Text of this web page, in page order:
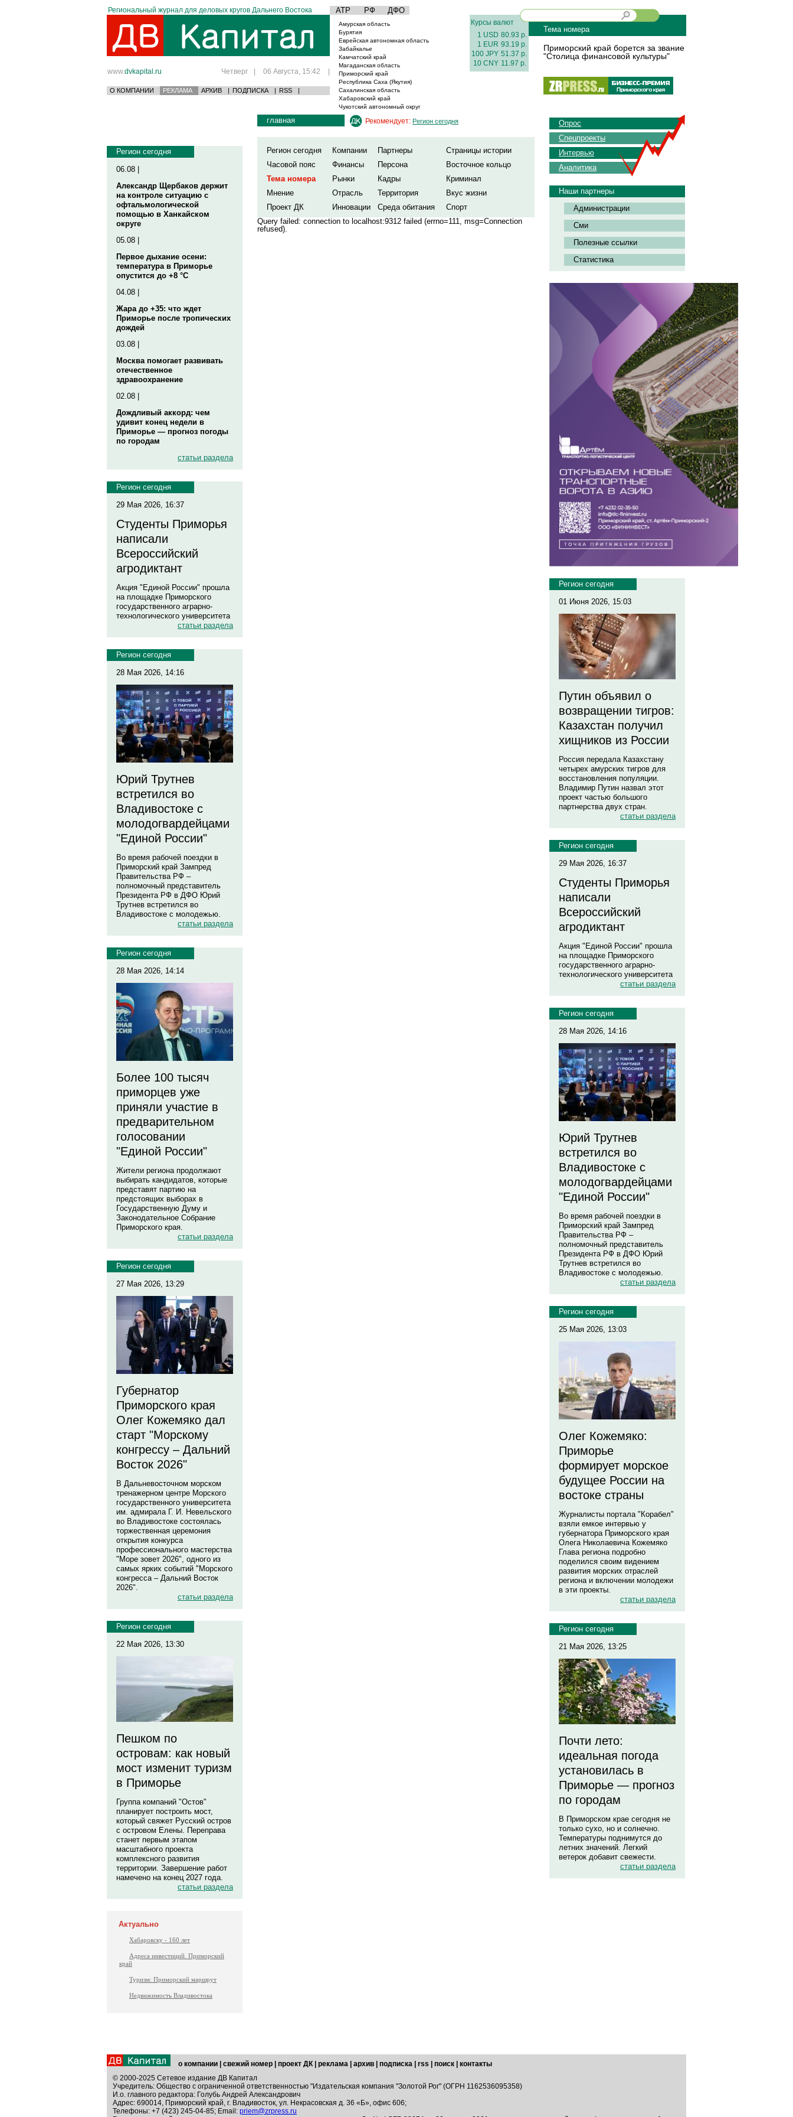
Региональный журнал для деловых кругов Дальнего Востока АТР РФ ДФО
www.dvkapital.ru Четверг | 06 Августа, 15:42 |
О КОМПАНИИ РЕКЛАМА АРХИВ | ПОДПИСКА | RSS |
Амурская область
Бурятия
Еврейская автономная область
Забайкалье
Камчатский край
Магаданская область
Приморский край
Республика Саха (Якутия)
Сахалинская область
Хабаровский край
Чукотский автономный округ
Курсы валют
1 USD 80.93 р.
1 EUR 93.19 р.
100 JPY 51.37 р.
10 CNY 11.97 р.
Тема номера
Приморский край борется за звание
"Столица финансовой культуры"
Регион сегодня
06.08 |
Александр Щербаков держит
на контроле ситуацию с
офтальмологической
помощью в Ханкайском
округе
05.08 |
Первое дыхание осени:
температура в Приморье
опустится до +8 °C
04.08 |
Жара до +35: что ждет
Приморье после тропических
дождей
03.08 |
Москва помогает развивать
отечественное
здравоохранение
02.08 |
Дождливый аккорд: чем
удивит конец недели в
Приморье — прогноз погоды
по городам
статьи раздела
Регион сегодня
29 Мая 2026, 16:37
Студенты Приморья
написали
Всероссийский
агродиктант
Акция "Единой России" прошла
на площадке Приморского
государственного аграрно-
технологического университета
статьи раздела
Регион сегодня
28 Мая 2026, 14:16
Юрий Трутнев
встретился во
Владивостоке с
молодогвардейцами
"Единой России"
Во время рабочей поездки в
Приморский край Зампред
Правительства РФ –
полномочный представитель
Президента РФ в ДФО Юрий
Трутнев встретился во
Владивостоке с молодежью.
статьи раздела
Регион сегодня
28 Мая 2026, 14:14
Более 100 тысяч
приморцев уже
приняли участие в
предварительном
голосовании
"Единой России"
Жители региона продолжают
выбирать кандидатов, которые
представят партию на
предстоящих выборах в
Государственную Думу и
Законодательное Собрание
Приморского края.
статьи раздела
Регион сегодня
27 Мая 2026, 13:29
Губернатор
Приморского края
Олег Кожемяко дал
старт "Морскому
конгрессу – Дальний
Восток 2026"
В Дальневосточном морском
тренажерном центре Морского
государственного университета
им. адмирала Г. И. Невельского
во Владивостоке состоялась
торжественная церемония
открытия конкурса
профессионального мастерства
"Море зовет 2026", одного из
самых ярких событий "Морского
конгресса – Дальний Восток
2026".
статьи раздела
Регион сегодня
22 Мая 2026, 13:30
Пешком по
островам: как новый
мост изменит туризм
в Приморье
Группа компаний "Остов"
планирует построить мост,
который свяжет Русский остров
с островом Елены. Переправа
станет первым этапом
масштабного проекта
комплексного развития
территории. Завершение работ
намечено на конец 2027 года.
статьи раздела
Актуально
Хабаровску - 160 лет
Адреса инвестиций. Приморский
край
Туризм: Приморский маршрут
Недвижимость Владивостока
главная Рекомендует: Регион сегодня
Регион сегодня Компании Партнеры
Страницы истории
Часовой пояс
Финансы Персона
Восточное кольцо
Тема номера
Рынки Кадры
Криминал
Мнение
Отрасль Территория
Вкус жизни
Проект ДК
Инновации Среда обитания
Спорт
Query failed: connection to localhost:9312 failed (errno=111, msg=Connection
refused).
Опрос
Спецпроекты
Интервью
Аналитика
Наши партнеры
Администрации
Сми
Полезные ссылки
Статистика
Регион сегодня
01 Июня 2026, 15:03
Путин объявил о
возвращении тигров:
Казахстан получил
хищников из России
Россия передала Казахстану
четырех амурских тигров для
восстановления популяции.
Владимир Путин назвал этот
проект частью большого
партнерства двух стран.
статьи раздела
Регион сегодня
29 Мая 2026, 16:37
Студенты Приморья
написали
Всероссийский
агродиктант
Акция "Единой России" прошла
на площадке Приморского
государственного аграрно-
технологического университета
статьи раздела
Регион сегодня
28 Мая 2026, 14:16
Юрий Трутнев
встретился во
Владивостоке с
молодогвардейцами
"Единой России"
Во время рабочей поездки в
Приморский край Зампред
Правительства РФ –
полномочный представитель
Президента РФ в ДФО Юрий
Трутнев встретился во
Владивостоке с молодежью.
статьи раздела
Регион сегодня
25 Мая 2026, 13:03
Олег Кожемяко:
Приморье
формирует морское
будущее России на
востоке страны
Журналисты портала "Корабел"
взяли емкое интервью у
губернатора Приморского края
Олега Николаевича Кожемяко
Глава региона подробно
поделился своим видением
развития морских отраслей
региона и включении молодежи
в эти проекты.
статьи раздела
Регион сегодня
21 Мая 2026, 13:25
Почти лето:
идеальная погода
установилась в
Приморье — прогноз
по городам
В Приморском крае сегодня не
только сухо, но и солнечно.
Температуры поднимутся до
летних значений. Легкий
ветерок добавит свежести.
статьи раздела
о компании свежий номер проект ДК реклама архив подписка rss поиск
контакты
© 2000-2025 Сетевое издание ДВ Капитал
Учредитель: Общество с ограниченной ответственностью "Издательская компания "Золотой Рог" (ОГРН 1162536095358)
И.о. главного редактора: Голубь Андрей Александрович
Адрес: 690014, Приморский край, г. Владивосток, ул. Некрасовская д. 36 «Б», офис 606;
Телефоны: +7 (423) 245-04-85; Email: priem@zrpress.ru